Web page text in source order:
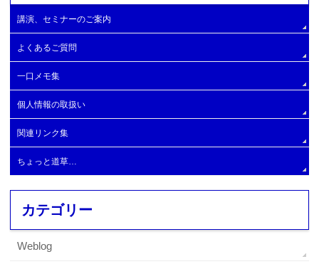
自主管理マンション
エレベーターの設置
管理費滞納問題の解決支援
大規模修繕工事施工業者
建物と設備の簡易診断
大規模Ｂ
大規模C
大規模E
大規模修繕委員会の設置
大規模修繕工事実施と工事開始時期
講演、セミナーのご案内
よくあるご質問
一口メモ集
個人情報の取扱い
関連リンク集
ちょっと道草…
カテゴリー
Weblog